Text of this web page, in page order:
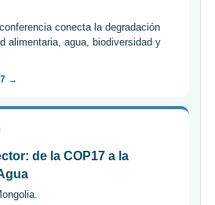
conecta la degradación
alimentaria, agua, biodiversidad y
→
de la COP17 a la